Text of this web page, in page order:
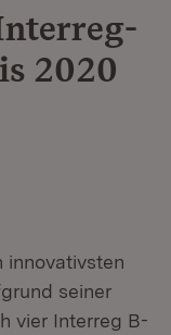
2020
innovativsten
seiner
vier Interreg B-